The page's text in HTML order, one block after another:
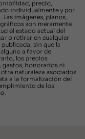
precio,
individualmente y por
imágenes, planos,
son meramente
el estado actual del
o retirar en cualquier
sin que la
a favor de
los precios
gastos, honorarios ni
naturaleza asociados
a la formalización del
de los